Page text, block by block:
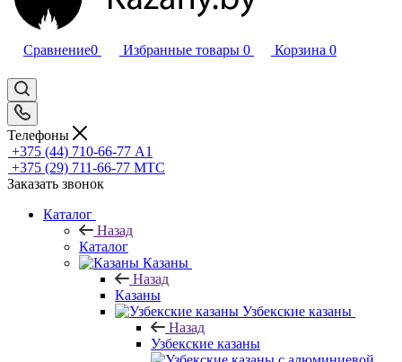
Сравнение0 Избранные товары 0 Корзина 0
Телефоны
+375 (44) 710-66-77 А1
+375 (29) 711-66-77 МТС
Заказать звонок
Каталог
Назад
Каталог
Казаны
Назад
Казаны
Узбекские казаны
Назад
Узбекские казаны